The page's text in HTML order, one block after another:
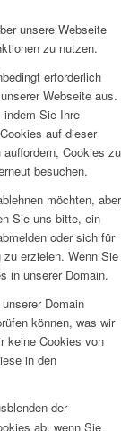
unsere Webseite
zu nutzen.
erforderlich
Webseite aus.
Sie Ihre
auf dieser
Cookies zu
besuchen.
möchten, aber
Sie uns bitte, ein
oder sich für
erzielen. Wenn Sie
in unserer Domain.
Domain
können, was wir
keine Cookies von
in den
der
ab, wenn Sie